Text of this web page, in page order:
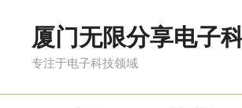
厦门无限分享电子
专注于电子科技领域